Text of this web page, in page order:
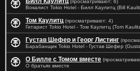
(просматривают: 6)
Вокалист Tokio Hotel - Билл Каулитц (Bill
Том Каулитц (просматривают: 4)
Гитарист Tokio Hotel - Том Каулитц (Tom
Густав Шефер и Георг Листинг
Барабанщик Tokio Hotel - Густав Шефер
О Билле с Томом вместе
О братьях вместе